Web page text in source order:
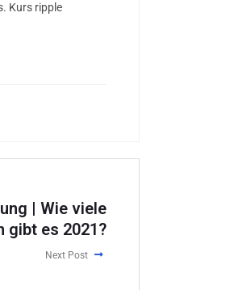
Kurs ripple
| Wie viele
gibt es 2021?
Next Post